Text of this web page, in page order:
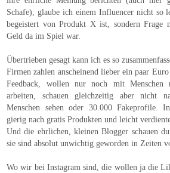
Schafe), glaube ich einem Influencer nicht so
begeistert von Produkt X ist, sondern Frage
Geld da im Spiel war.
Übertrieben gesagt kann ich es so
Firmen zahlen anscheinend lieber ein paar
Feedback, wollen nur noch mit Menschen
arbeiten, schauen gleichzeitig aber nicht
Menschen sehen oder 30.000 Fakeprofile.
gierig nach gratis Produkten und leicht
Und die ehrlichen, kleinen Blogger schauen
sie sind absolut unwichtig geworden in Zeiten
Wo wir bei Instagram sind, die wollen ja die